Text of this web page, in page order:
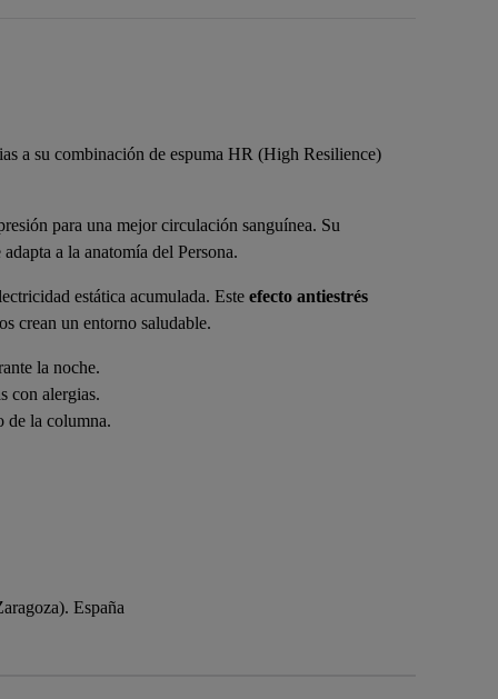
a su combinación de espuma HR (High Resilience)
para una mejor circulación sanguínea. Su
a la anatomía del Persona.
estática acumulada. Este efecto antiestrés
crean un entorno saludable.
la noche.
con alergias.
de la columna.
España